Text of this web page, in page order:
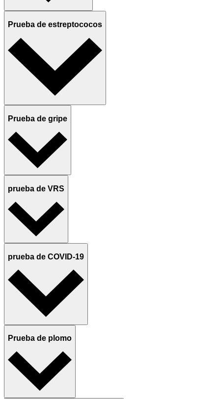
Prueba de estreptococos
Prueba de gripe
prueba de VRS
prueba de COVID-19
Prueba de plomo